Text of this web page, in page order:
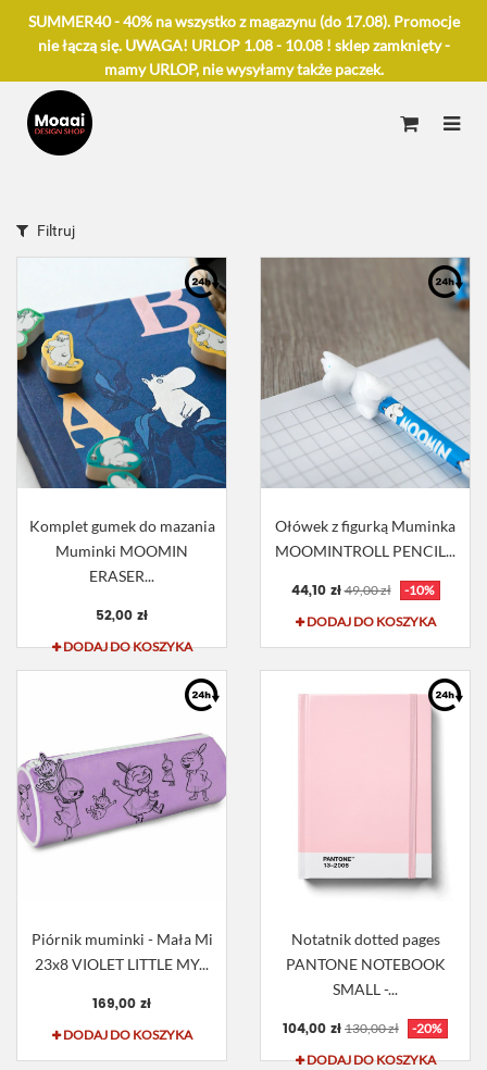
SUMMER40 - 40% na wszystko z magazynu (do 17.08). Promocje
nie łączą się. UWAGA! URLOP 1.08 - 10.08 ! sklep zamknięty -
mamy URLOP, nie wysyłamy także paczek.
Filtruj
Komplet gumek do mazania
Muminki MOOMIN
ERASER...
52,00 zł
DODAJ DO KOSZYKA
Ołówek z figurką Muminka
MOOMINTROLL PENCIL...
44,10 zł 49,00 zł
-10%
DODAJ DO KOSZYKA
Piórnik muminki - Mała Mi
23x8 VIOLET LITTLE MY...
169,00 zł
DODAJ DO KOSZYKA
Notatnik dotted pages
PANTONE NOTEBOOK
SMALL -...
104,00 zł 130,00 zł
-20%
DODAJ DO KOSZYKA